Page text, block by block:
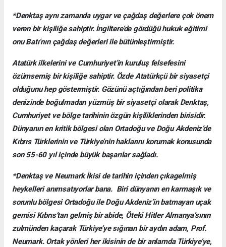
*Denktaş aynı zamanda uygar ve çağdaş değerlere çok önem
veren bir kişiliğe sahiptir. İngiltere’de gördüğü hukuk eğitimi
onu Batı’nın çağdaş değerleri ile bütünleştirmiştir.
Atatürk ilkelerini ve Cumhuriyet’in kuruluş felsefesini
özümsemiş bir kişiliğe sahiptir. Özde Atatürkçü bir siyasetçi
olduğunu hep göstermiştir. Gözünü açtığından beri politika
denizinde boğulmadan yüzmüş bir siyasetçi olarak Denktaş,
Cumhuriyet ve bölge tarihinin özgün kişiliklerinden birisidir.
Dünyanın en kritik bölgesi olan Ortadoğu ve Doğu Akdeniz’de
Kıbrıs Türklerinin ve Türkiye’nin haklarını korumak konusunda
son 55-60 yıl içinde büyük başarılar sağladı.
*Denktaş ve Neumark İkisi de tarihin içinden çıkagelmiş
heykelleri anımsatıyorlar bana. Biri dünyanın en karmaşık ve
sorunlu bölgesi Ortadoğu ile Doğu Akdeniz’in batmayan uçak
gemisi Kıbrıs’tan gelmiş bir abide, Öteki Hitler Almanya’sının
zulmünden kaçarak Türkiye’ye sığınan bir aydın adam, Prof.
Neumark. Ortak yönleri her ikisinin de bir anlamda Türkiye’ye,